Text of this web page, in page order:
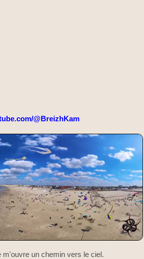
@BreizhKam
m'ouvre un chemin vers le ciel.